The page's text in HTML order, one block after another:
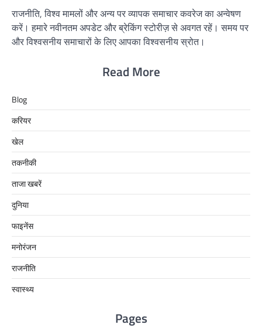
राजनीति, विश्व मामलों और अन्य पर व्यापक समाचार कवरेज का अन्वेषण
करें। हमारे नवीनतम अपडेट और ब्रेकिंग स्टोरीज़ से अवगत रहें। समय पर
और विश्वसनीय समाचारों के लिए आपका विश्वसनीय स्रोत।
Read More
Blog
करियर
खेल
तकनीकी
ताजा खबरें
दुनिया
फाइनेंस
मनोरंजन
राजनीति
स्वास्थ्य
Pages